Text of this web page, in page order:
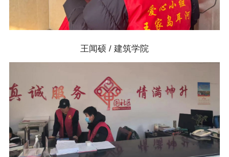
王闻硕 / 建筑学院